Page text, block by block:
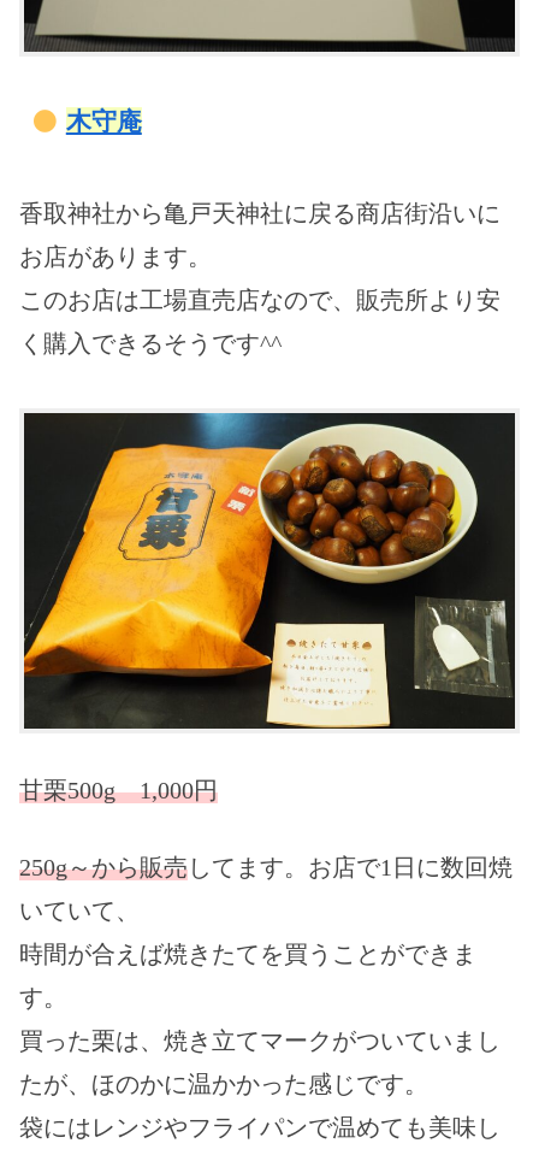
木守庵
香取神社から亀戸天神社に戻る商店街沿いに
お店があります。
このお店は工場直売店なので、販売所より安
く購入できるそうです^^
甘栗500g 1,000円
250g～から販売してます。お店で1日に数回焼
いていて、
時間が合えば焼きたてを買うことができま
す。
買った栗は、焼き立てマークがついていまし
たが、ほのかに温かかった感じです。
袋にはレンジやフライパンで温めても美味し